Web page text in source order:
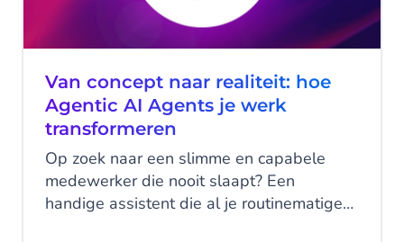
maken van processen. Binnen customer
experience zijn drie vormen van AI
relevant: generative, agentic en predictive
AI. In dit artikel zetten we ze uiteen en
leggen we uit hoe je ze benut.
Van concept naar realiteit: hoe
Agentic AI Agents je werk
transformeren
Op zoek naar een slimme en capabele
medewerker die nooit slaapt? Een
handige assistent die al je routinematige